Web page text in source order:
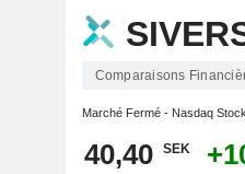
Comparaisons
Marché Fermé - Nasdaq
40,40 SEK